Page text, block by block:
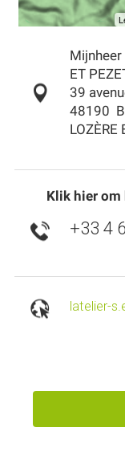
Mijnheer
ET
39
48190
LOZÈRE
Klik hier om
+33 4
latelier-